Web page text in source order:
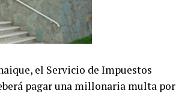
el Servicio de Impuestos
pagar una millonaria multa por